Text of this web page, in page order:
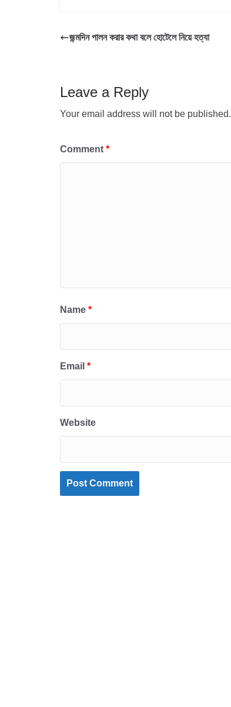
e
o
k
er s
p
e
জন্মদিন পালন করার কথা বলে হোটেলে নিয়ে হত্যা
Leave a Reply
Your email address will not be published.
Comment *
Name *
Email *
Website